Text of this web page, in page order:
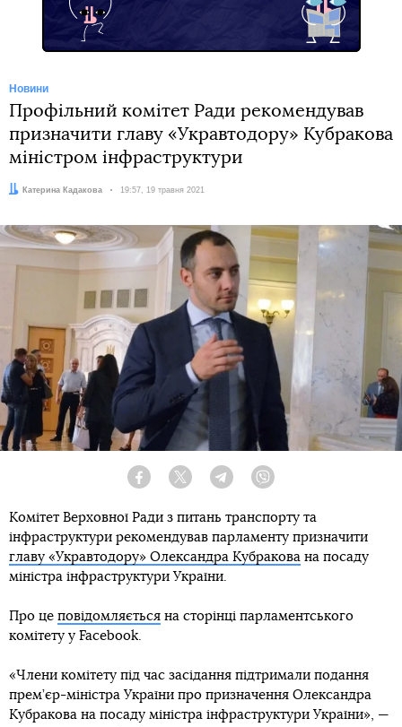
Новини
Профільний комітет Ради рекомендував
призначити главу «Укравтодору» Кубракова
міністром інфраструктури
Автор:Катерина Кадакова Дата:
19:57, 19 травня 2021
Facebook Twitter Telegram
Комітет Верховної Ради з питань транспорту та
інфраструктури рекомендував парламенту призначити
главу «Укравтодору» Олександра Кубракова на посаду
міністра інфраструктури України.
Про це повідомляється на сторінці парламентського
комітету у Facebook.
«Члени комітету під час засідання підтримали подання
прем’єр-міністра України про призначення Олександра
Кубракова на посаду міністра інфраструктури України», —